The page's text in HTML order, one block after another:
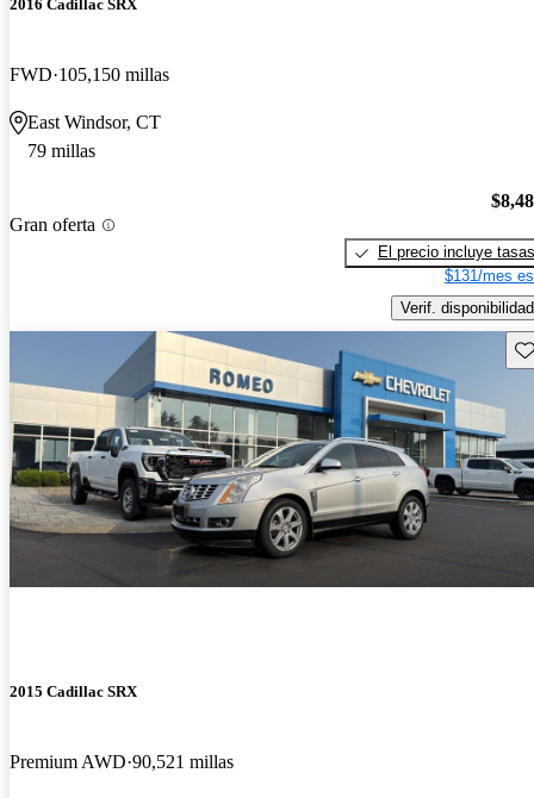
2016 Cadillac SRX
FWD 105,150 millas
East Windsor, CT
79 millas
Gran oferta
El precio incluye tasas
$131/mes
Verif. disponibilidad
2015 Cadillac SRX
Premium AWD 90,521 millas